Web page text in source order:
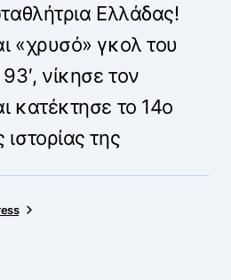
Ελλάδας!
«χρυσό» γκολ του
νίκησε τον
κατέκτησε το 14ο
της